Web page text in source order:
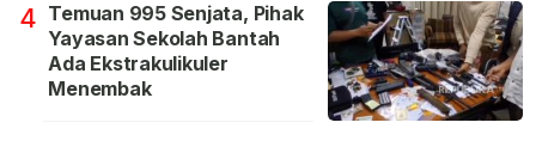
4 Temuan 995 Senjata, Pihak
Yayasan Sekolah Bantah
Ada Ekstrakulikuler
Menembak